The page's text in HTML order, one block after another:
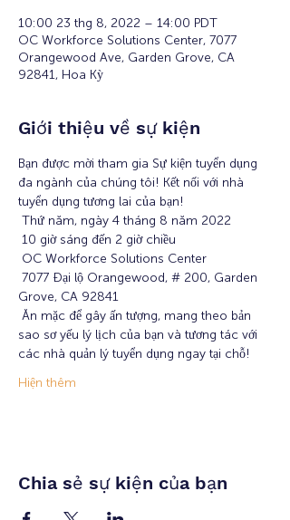
10:00 23 thg 8, 2022 – 14:00 PDT
OC Workforce Solutions Center, 7077
Orangewood Ave, Garden Grove, CA
92841, Hoa Kỳ
Giới thiệu về sự kiện
Bạn được mời tham gia Sự kiện tuyển dụng
đa ngành của chúng tôi! Kết nối với nhà
tuyển dụng tương lai của bạn!
Thứ năm, ngày 4 tháng 8 năm 2022
10 giờ sáng đến 2 giờ chiều
OC Workforce Solutions Center
Grove, CA 92841
sao sơ yếu lý lịch của bạn và tương tác với
các nhà quản lý tuyển dụng ngay tại chỗ!
Hiện thêm
Chia sẻ sự kiện của bạn